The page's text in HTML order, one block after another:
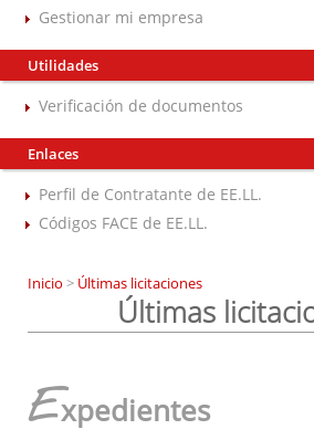
Gestionar mi empresa
Utilidades
Verificación de documentos
Enlaces
Perfil de Contratante de EE.LL.
Códigos FACE de EE.LL.
Inicio > Últimas licitaciones
Últimas
Expedientes